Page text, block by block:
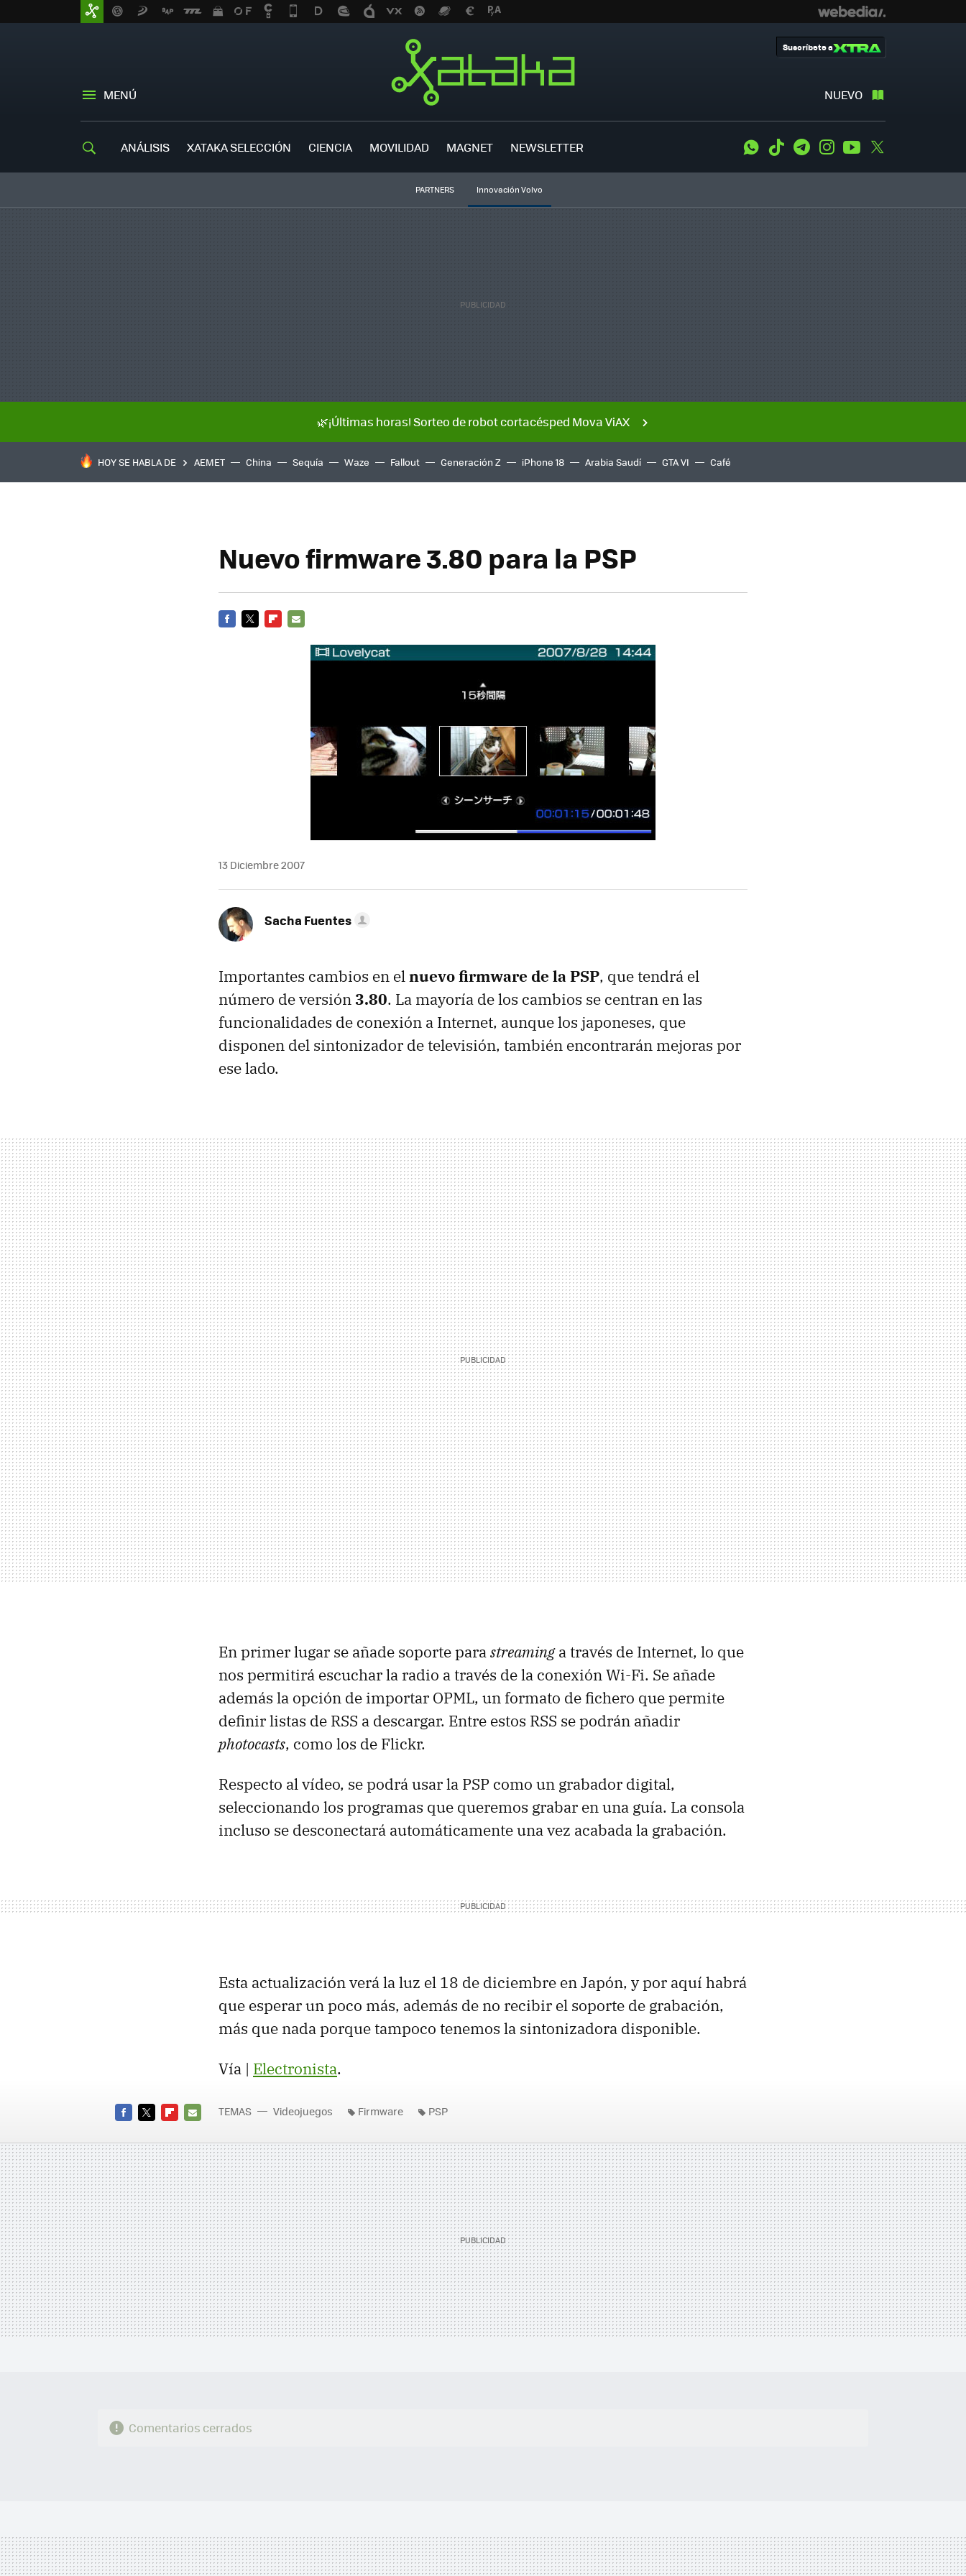
MENÚ NUEVO
Suscríbete a
ANÁLISIS XATAKA SELECCIÓN CIENCIA MOVILIDAD MAGNET NEWSLETTER WhatsApp
Tiktok TelegramInstagramYoutube
PARTNERS Innovación Volvo
🌿¡Últimas horas! Sorteo de robot cortacésped Mova ViAX
HOY SE HABLA DE AEMET China Sequía Waze Fallout Generación Z iPhone 18 Arabia Saudí GTA VI Café
Nuevo firmware 3.80 para la PSP
13 Diciembre 2007
Sacha Fuentes
Importantes cambios en elnuevo firmware de la PSP, que tendrá el
número de versión 3.80. La mayoría de los cambios se centran en las
funcionalidades de conexión a Internet, aunque los japoneses, que
disponen del sintonizador de televisión, también encontrarán mejoras por
ese lado.
En primer lugar se añade soporte parastreaminga través de Internet, lo que
nos permitirá escuchar la radio a través de la conexión Wi-Fi. Se añade
además la opción de importar OPML, un formato de fichero que permite
definir listas de RSS a descargar. Entre estos RSS se podrán añadir
photocasts, como los de Flickr.
Respecto al vídeo, se podrá usar la PSP como un grabador digital,
seleccionando los programas que queremos grabar en una guía. La consola
incluso se desconectará automáticamente una vez acabada la grabación.
Esta actualización verá la luz el 18 de diciembre en Japón, y por aquí habrá
que esperar un poco más, además de no recibir el soporte de grabación,
más que nada porque tampoco tenemos la sintonizadora disponible.
Vía | Electronista.
MAIL
TEMAS Videojuegos Firmware PSP
Comentarios cerrados